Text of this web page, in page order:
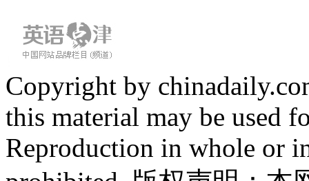
Copyright by
this material may be used
Reproduction in whole or